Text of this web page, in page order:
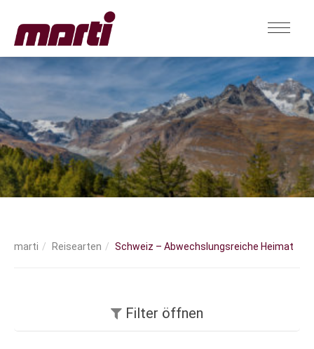
Reisearten Schweiz – Abwechslungsreiche Heimat
Filter öffnen